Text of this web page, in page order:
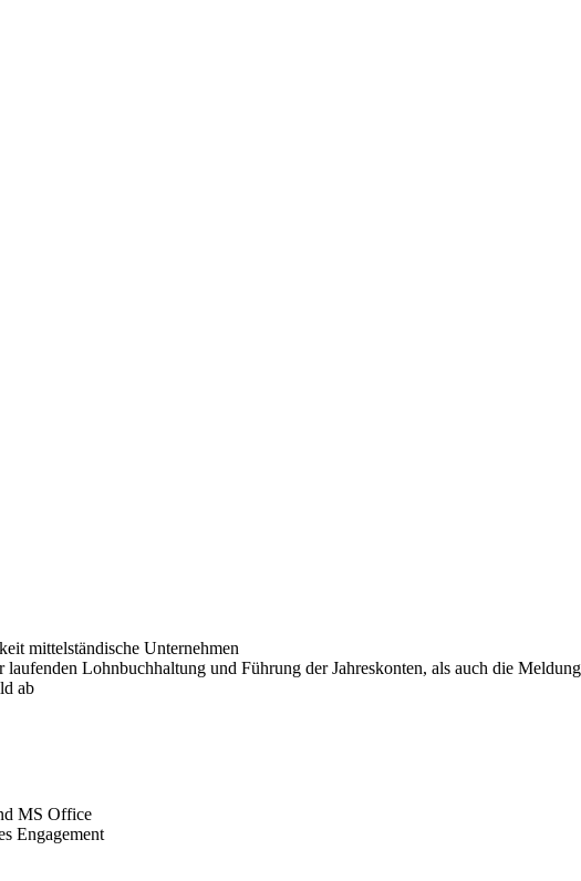
mittelständische Unternehmen
Lohnbuchhaltung und Führung der Jahreskonten, als auch die
ab
MS Office
Engagement